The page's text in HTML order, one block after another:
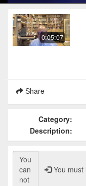
0:05:07
Share
Category:
Description:
You must